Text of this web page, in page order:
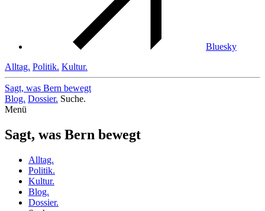
Bluesky
Alltag. Politik. Kultur.
Sagt, was Bern bewegt
Blog. Dossier. Suche.
Menü
Sagt, was Bern bewegt
Alltag.
Politik.
Kultur.
Blog.
Dossier.